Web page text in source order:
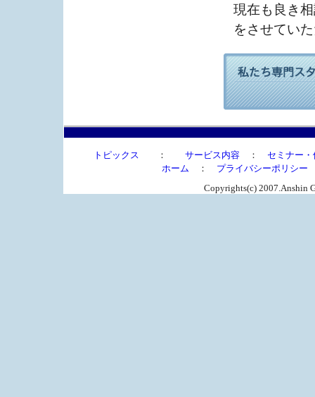
現在も良き
をさせてい
トピックス ： サービス内容： セミナー
ホーム ： プライバシーポリシー
Copyrights(c) 2007.Anshin